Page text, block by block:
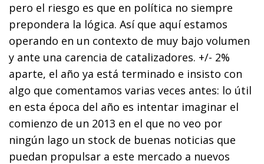
pero el riesgo es que en política no siempre
prepondera la lógica. Así que aquí estamos
operando en un contexto de muy bajo volumen
y ante una carencia de catalizadores. +/- 2%
aparte, el año ya está terminado e insisto con
algo que comentamos varias veces antes: lo útil
en esta época del año es intentar imaginar el
comienzo de un 2013 en el que no veo por
ningún lago un stock de buenas noticias que
puedan propulsar a este mercado a nuevos